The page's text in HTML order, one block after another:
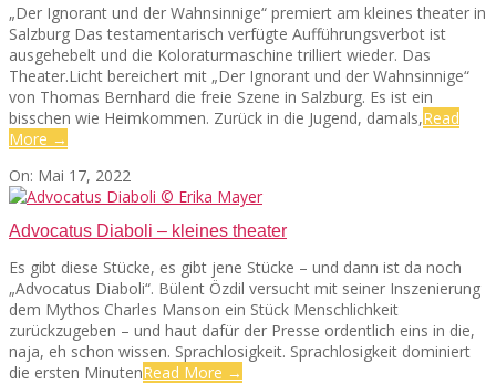
„Der Ignorant und der Wahnsinnige“ premiert am kleines theater in
Salzburg Das testamentarisch verfügte Aufführungsverbot ist
ausgehebelt und die Koloraturmaschine trilliert wieder. Das
Theater.Licht bereichert mit „Der Ignorant und der Wahnsinnige“
von Thomas Bernhard die freie Szene in Salzburg. Es ist ein
bisschen wie Heimkommen. Zurück in die Jugend, damals,Read
More →
2022-
05-
On: Mai 17, 2022
Advocatus Diaboli – kleines theater
Es gibt diese Stücke, es gibt jene Stücke – und dann ist da noch
„Advocatus Diaboli“. Bülent Özdil versucht mit seiner Inszenierung
dem Mythos Charles Manson ein Stück Menschlichkeit
zurückzugeben – und haut dafür der Presse ordentlich eins in die,
naja, eh schon wissen. Sprachlosigkeit. Sprachlosigkeit dominiert
die ersten MinutenRead More →